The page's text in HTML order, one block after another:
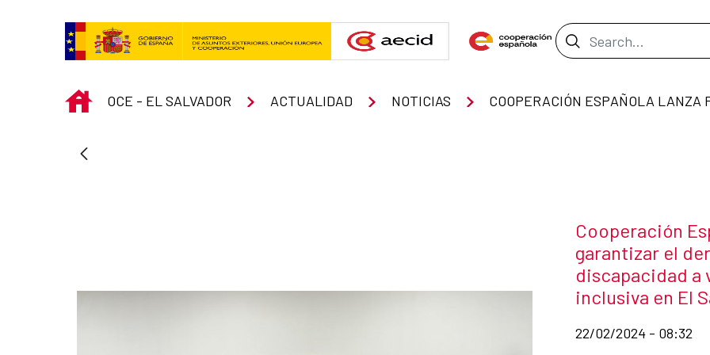
Search Bar
INICIO
OCE - EL SALVADOR ACTUALIDAD NOTICIAS
News title
Cooperación
garantizar el
discapacidad a
inclusiva en El
Date of publication of
22/02/2024 - 08:32